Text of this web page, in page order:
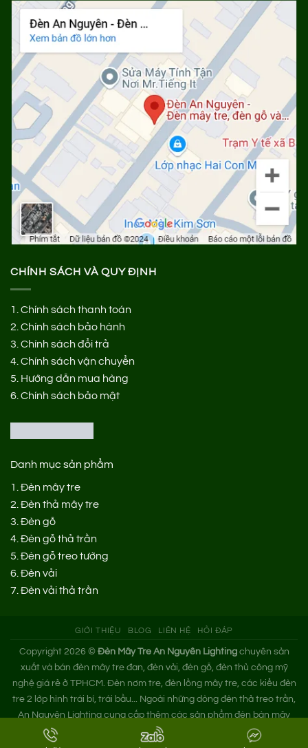
CHÍNH SÁCH VÀ QUY ĐỊNH
1. Chính sách thanh toán
2. Chính sách bảo hành
3. Chính sách đổi trả
4. Chính sách vận chuyển
5. Hướng dẫn mua hàng
6. Chính sách bảo mật
Danh mục sản phẩm
1. Đèn mây tre
2. Đèn thả mây tre
3. Đèn gỗ
4. Đèn gỗ thả trần
5. Đèn gỗ treo tường
6. Đèn vải
7. Đèn vải thả trần
GIỚI THIỆU BLOG LIÊN HỆ HỎI ĐÁP
Copyright 2026 © Đèn Mây Tre An Nguyên Lightingchuyên sản
xuất và bán đèn mây tre đan, đèn vải, đèn gỗ, đèn thủ công mỹ
nghệ giá rẻ ở TPHCM. Đèn nơm tre, đèn lồng mây tre, các kiểu đèn
tre 2 lớp hình trái bí, trái bầu... Ngoài những dòng đèn thả treo trần,
An Nguyên Lighting cung cấp thêm các sản phẩm đèn bàn mây
tre. Nếu bạn cần tìm xưởng đèn mây tre trang trí hoặc mua đèn tre